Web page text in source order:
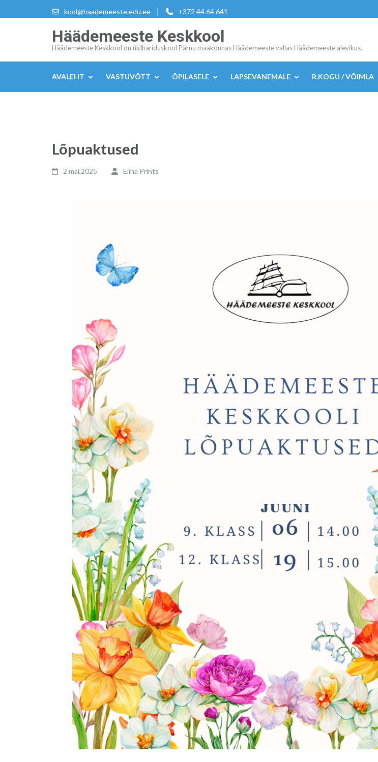
to
Enter)
kool@haademeeste.edu.ee +372 44 64 641
Häädemeeste Keskkool
Häädemeeste Keskkool on üldhariduskool Pärnu maakonnas Häädemeeste vallas Häädemeeste alevikus.
AVALEHT VASTUVÕTT ÕPILASELE LAPSEVANEMALE R.KOGU / VÕIMLA
Lõpuaktused
2 mai,2025 Elina Prints